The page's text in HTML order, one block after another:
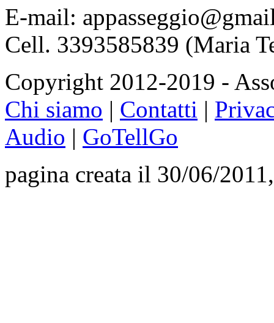
E-mail:
Cell. 3393585839 (Maria
Copyright 2012-2019 -
Chi siamo | Contatti |
Audio | GoTellGo
pagina creata il 30/06/